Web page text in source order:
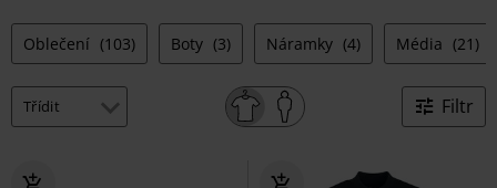
Oblečení (103) Boty (3) Náramky (4) Média (21)
Filtr